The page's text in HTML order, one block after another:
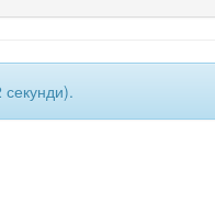
секунди).